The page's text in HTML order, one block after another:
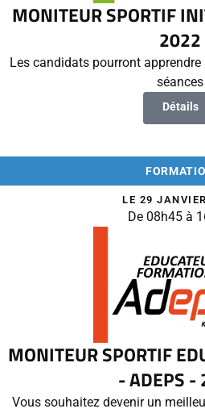
MONITEUR SPORTIF
2022
Les candidats pourront
séances
Détails
LE 29
De 08h45 à
MONITEUR SPORTIF
- ADEPS -
Vous souhaitez devenir un